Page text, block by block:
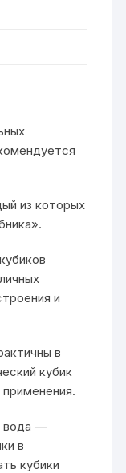
из которых
и
в
кубик
вода —
в
кубики